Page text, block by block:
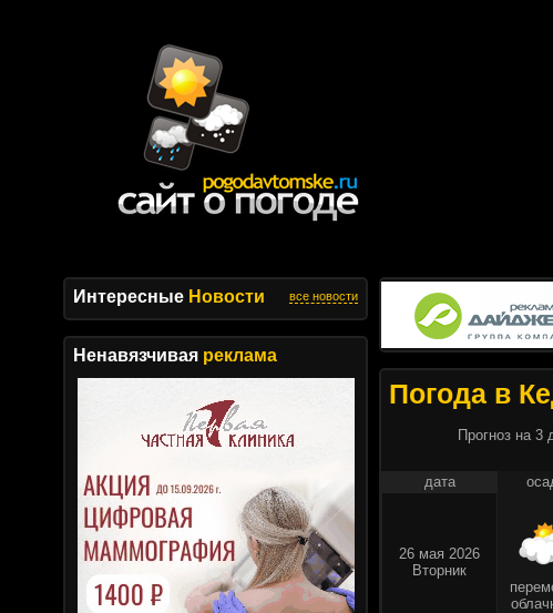
Интересные Новости все новости
Ненавязчивая реклама
Погода в
Прогноз на 3
дата
26 мая 2026
Вторник